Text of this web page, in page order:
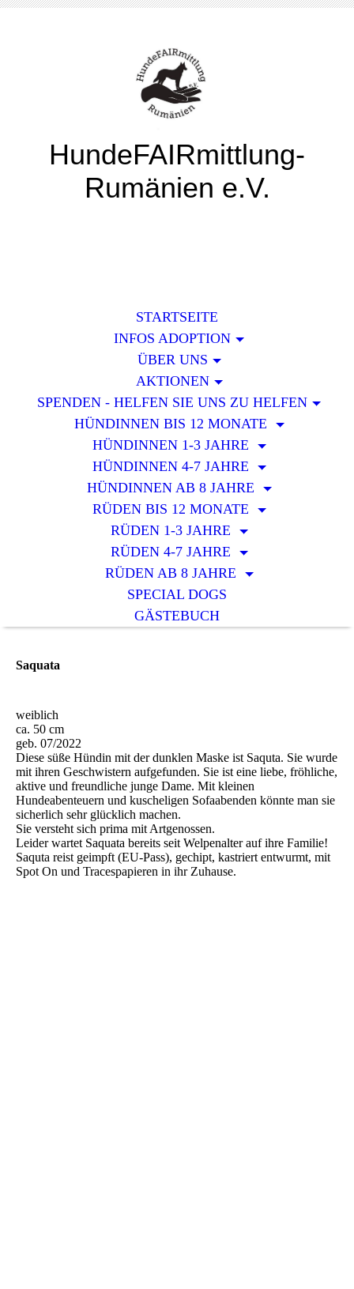
HundeFAIRmittlung-
Rumänien e.V.
STARTSEITE
INFOS ADOPTION
ÜBER UNS
AKTIONEN
SPENDEN - HELFEN SIE UNS ZU HELFEN
HÜNDINNEN BIS 12 MONATE
HÜNDINNEN 1-3 JAHRE
HÜNDINNEN 4-7 JAHRE
HÜNDINNEN AB 8 JAHRE
RÜDEN BIS 12 MONATE
RÜDEN 1-3 JAHRE
RÜDEN 4-7 JAHRE
RÜDEN AB 8 JAHRE
SPECIAL DOGS
GÄSTEBUCH
Saquata
weiblich
ca. 50 cm
geb. 07/2022
Diese süße Hündin mit der dunklen Maske ist Saquta. Sie wurde
mit ihren Geschwistern aufgefunden. Sie ist eine liebe, fröhliche,
aktive und freundliche junge Dame. Mit kleinen
Hundeabenteuern und kuscheligen Sofaabenden könnte man sie
sicherlich sehr glücklich machen.
Sie versteht sich prima mit Artgenossen.
Leider wartet Saquata bereits seit Welpenalter auf ihre Familie!
Saquta reist geimpft (EU-Pass), gechipt, kastriert entwurmt, mit
Spot On und Tracespapieren in ihr Zuhause.